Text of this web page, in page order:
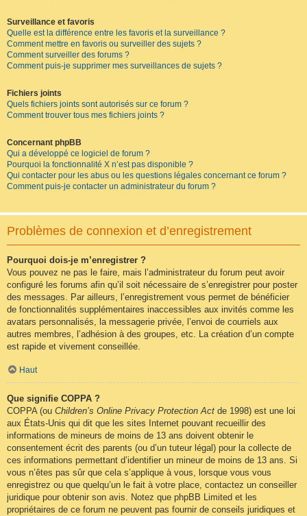
Surveillance et favoris
Quelle est la différence entre les favoris et la surveillance ?
Comment mettre en favoris ou surveiller des sujets ?
Comment surveiller des forums ?
Comment puis-je supprimer mes surveillances de sujets ?
Fichiers joints
Quels fichiers joints sont autorisés sur ce forum ?
Comment trouver tous mes fichiers joints ?
Concernant phpBB
Qui a développé ce logiciel de forum ?
Pourquoi la fonctionnalité X n’est pas disponible ?
Qui contacter pour les abus ou les questions légales concernant ce forum ?
Comment puis-je contacter un administrateur du forum ?
Problèmes de connexion et d’enregistrement
Pourquoi dois-je m’enregistrer ?
Vous pouvez ne pas le faire, mais l’administrateur du forum peut avoir
configuré les forums afin qu’il soit nécessaire de s’enregistrer pour poster
des messages. Par ailleurs, l’enregistrement vous permet de bénéficier
de fonctionnalités supplémentaires inaccessibles aux invités comme les
avatars personnalisés, la messagerie privée, l’envoi de courriels aux
autres membres, l’adhésion à des groupes, etc. La création d’un compte
est rapide et vivement conseillée.
Haut
Que signifie COPPA ?
COPPA (ou Children’s Online Privacy Protection Act de 1998) est une loi
aux États-Unis qui dit que les sites Internet pouvant recueillir des
informations de mineurs de moins de 13 ans doivent obtenir le
consentement écrit des parents (ou d’un tuteur légal) pour la collecte de
ces informations permettant d’identifier un mineur de moins de 13 ans. Si
vous n’êtes pas sûr que cela s’applique à vous, lorsque vous vous
enregistrez ou que quelqu’un le fait à votre place, contactez un conseiller
juridique pour obtenir son avis. Notez que phpBB Limited et les
propriétaires de ce forum ne peuvent pas fournir de conseils juridiques et